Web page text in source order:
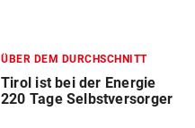
ÜBER DEM DURCHSCHNITT
Tirol ist bei der Energie
220 Tage Selbstversorger